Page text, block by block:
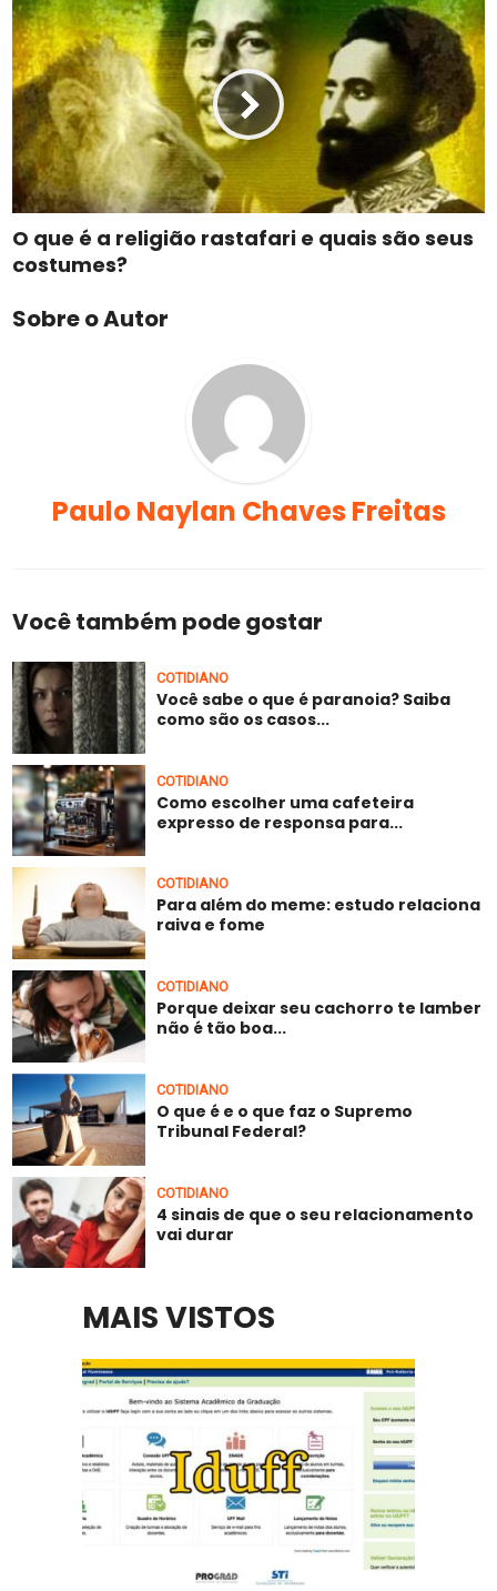
O que é a religião rastafari e quais são seus
costumes?
Sobre o Autor
Paulo Naylan Chaves Freitas
Você também pode gostar
COTIDIANO
Você sabe o que é paranoia? Saiba
como são os casos...
COTIDIANO
Como escolher uma cafeteira
expresso de responsa para...
COTIDIANO
Para além do meme: estudo relaciona
raiva e fome
COTIDIANO
Porque deixar seu cachorro te lamber
não é tão boa...
COTIDIANO
O que é e o que faz o Supremo
Tribunal Federal?
COTIDIANO
4 sinais de que o seu relacionamento
vai durar
MAIS VISTOS